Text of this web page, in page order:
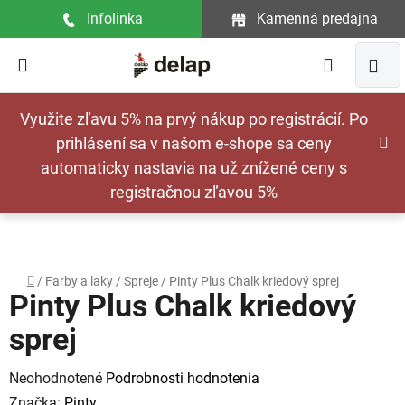
Využite zľavu 5% na prvý nákup po registrácií. Po
prihlásení sa v našom e-shope sa ceny
automaticky nastavia na už znížené ceny s
registračnou zľavou 5%
Infolinka Kamenná predajna
Hľadať
Domov
/ Farby a laky / Spreje / Pinty Plus Chalk kriedový sprej
Pinty Plus Chalk kriedový
sprej
Priemerné
Neohodnotené Podrobnosti hodnotenia